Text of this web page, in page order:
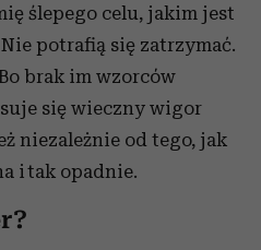
ślepego celu, jakim jest
potrafią się zatrzymać.
brak im wzorców
się wieczny wigor
niezależnie od tego, jak
i tak opadnie.